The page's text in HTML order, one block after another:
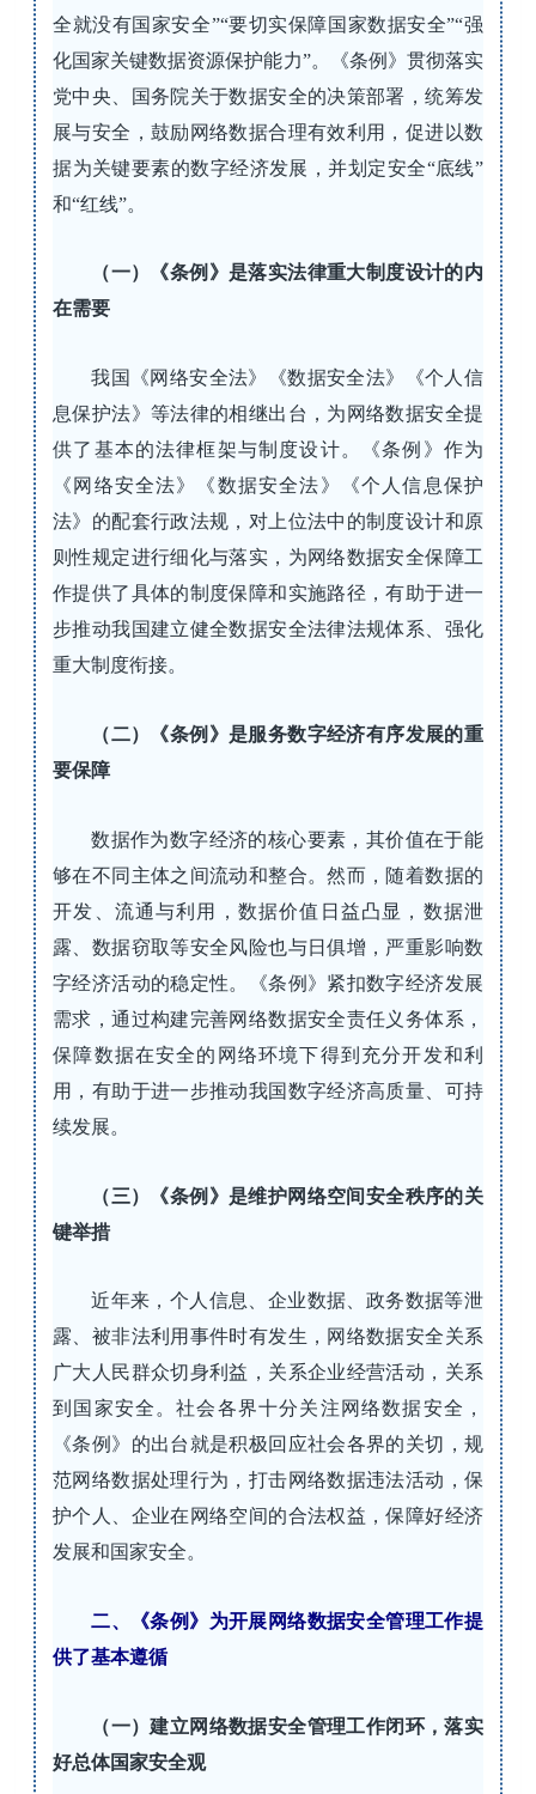
全就没有国家安全”“要切实保障国家数据安全”“强
化国家关键数据资源保护能力”。《条例》贯彻落实
党中央、国务院关于数据安全的决策部署，统筹发
展与安全，鼓励网络数据合理有效利用，促进以数
据为关键要素的数字经济发展，并划定安全“底线”
和“红线”。
（一）《条例》是落实法律重大制度设计的内
在需要
我国《网络安全法》《数据安全法》《个人信
息保护法》等法律的相继出台，为网络数据安全提
供了基本的法律框架与制度设计。《条例》作为
《网络安全法》《数据安全法》《个人信息保护
法》的配套行政法规，对上位法中的制度设计和原
则性规定进行细化与落实，为网络数据安全保障工
作提供了具体的制度保障和实施路径，有助于进一
步推动我国建立健全数据安全法律法规体系、强化
重大制度衔接。
（二）《条例》是服务数字经济有序发展的重
要保障
数据作为数字经济的核心要素，其价值在于能
够在不同主体之间流动和整合。然而，随着数据的
开发、流通与利用，数据价值日益凸显，数据泄
露、数据窃取等安全风险也与日俱增，严重影响数
字经济活动的稳定性。《条例》紧扣数字经济发展
需求，通过构建完善网络数据安全责任义务体系，
保障数据在安全的网络环境下得到充分开发和利
用，有助于进一步推动我国数字经济高质量、可持
续发展。
（三）《条例》是维护网络空间安全秩序的关
键举措
近年来，个人信息、企业数据、政务数据等泄
露、被非法利用事件时有发生，网络数据安全关系
广大人民群众切身利益，关系企业经营活动，关系
到国家安全。社会各界十分关注网络数据安全，
《条例》的出台就是积极回应社会各界的关切，规
范网络数据处理行为，打击网络数据违法活动，保
护个人、企业在网络空间的合法权益，保障好经济
发展和国家安全。
二、《条例》为开展网络数据安全管理工作提
供了基本遵循
（一）建立网络数据安全管理工作闭环，落实
好总体国家安全观